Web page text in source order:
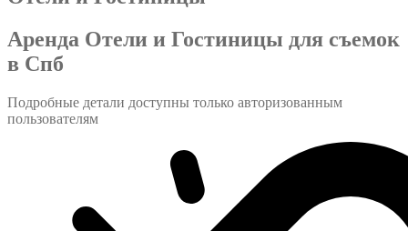
Аренда Отели и Гостиницы для съемок
в Спб
Подробные детали доступны только авторизованным
пользователям